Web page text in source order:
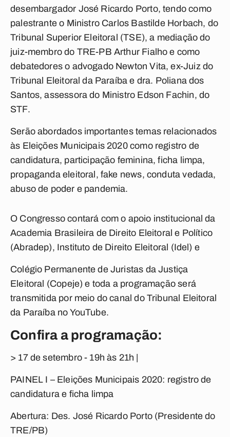
desembargador José Ricardo Porto, tendo como
palestrante o Ministro Carlos Bastilde Horbach, do
Tribunal Superior Eleitoral (TSE), a mediação do
juiz-membro do TRE-PB Arthur Fialho e como
debatedores o advogado Newton Vita, ex-Juiz do
Tribunal Eleitoral da Paraíba e dra. Poliana dos
Santos, assessora do Ministro Edson Fachin, do
STF.
Serão abordados importantes temas relacionados
às Eleições Municipais 2020 como registro de
candidatura, participação feminina, ficha limpa,
propaganda eleitoral, fake news, conduta vedada,
abuso de poder e pandemia.
O Congresso contará com o apoio institucional da
Academia Brasileira de Direito Eleitoral e Político
(Abradep), Instituto de Direito Eleitoral (Idel) e
Colégio Permanente de Juristas da Justiça
Eleitoral (Copeje) e toda a programação será
transmitida por meio do canal do Tribunal Eleitoral
da Paraíba no YouTube.
Confira a programação:
> 17 de setembro - 19h às 21h |
PAINEL I – Eleições Municipais 2020: registro de
candidatura e ficha limpa
Abertura: Des. José Ricardo Porto (Presidente do
TRE/PB)